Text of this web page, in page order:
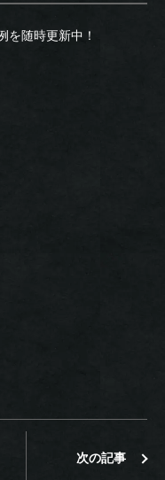
を随時更新中！
次の記事